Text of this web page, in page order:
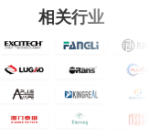
相关行业